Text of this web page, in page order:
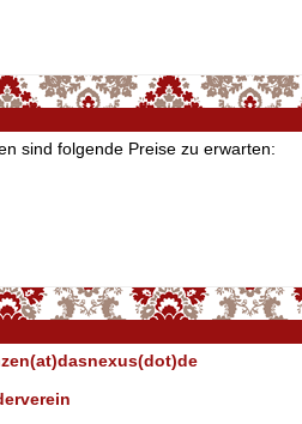
sind folgende Preise zu erwarten: